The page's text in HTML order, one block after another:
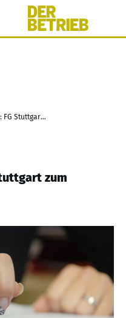
Krankentaggelder: FG Stuttgart zum Progressionsvorbehalt
zum